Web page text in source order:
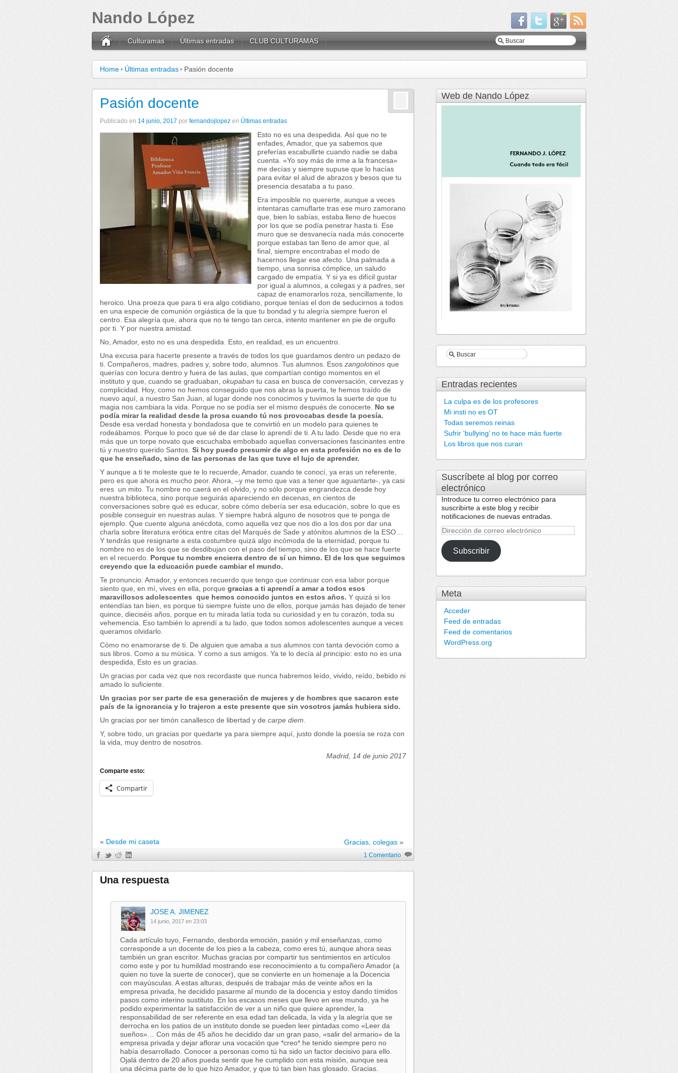
Nando López
Culturamas Últimas entradas CLUB CULTURAMAS
Home Últimas entradas Pasión docente
Pasión docente
Publicado en 14 junio, 2017 por fernandojlopez en Últimas entradas
Esto no es una despedida. Así que no te
enfades, Amador, que ya sabemos que
preferías escabullirte cuando nadie se daba
cuenta. «Yo soy más de irme a la francesa»
me decías y siempre supuse que lo hacías
para evitar el alud de abrazos y besos que tu
presencia desataba a tu paso.
Era imposible no quererte, aunque a veces
intentaras camuflarte tras ese muro zamorano
que, bien lo sabías, estaba lleno de huecos
por los que se podía penetrar hasta ti. Ese
muro que se desvanecía nada más conocerte
porque estabas tan lleno de amor que, al
final, siempre encontrabas el modo de
hacernos llegar ese afecto. Una palmada a
tiempo, una sonrisa cómplice, un saludo
cargado de empatía. Y si ya es difícil gustar
por igual a alumnos, a colegas y a padres, ser
capaz de enamorarlos roza, sencillamente, lo
heroico. Una proeza que para ti era algo cotidiano, porque tenías el don de seducirnos a todos
en una especie de comunión orgiástica de la que tu bondad y tu alegría siempre fueron el
centro. Esa alegría que, ahora que no te tengo tan cerca, intento mantener en pie de orgullo
por ti. Y por nuestra amistad.
No, Amador, esto no es una despedida. Esto, en realidad, es un encuentro.
Una excusa para hacerte presente a través de todos los que guardamos dentro un pedazo de
ti. Compañeros, madres, padres y, sobre todo, alumnos. Tus alumnos. Esos zangolotinos que
querías con locura dentro y fuera de las aulas, que compartían contigo momentos en el
instituto y que, cuando se graduaban, okupaban tu casa en busca de conversación, cervezas y
complicidad. Hoy, como no hemos conseguido que nos abras la puerta, te hemos traído de
nuevo aquí, a nuestro San Juan, al lugar donde nos conocimos y tuvimos la suerte de que tu
magia nos cambiara la vida. Porque no se podía ser el mismo después de conocerte. No se
podía mirar la realidad desde la prosa cuando tú nos provocabas desde la poesía.
Desde esa verdad honesta y bondadosa que te convirtió en un modelo para quienes te
rodeábamos. Porque lo poco que sé de dar clase lo aprendí de ti. A tu lado. Desde que no era
más que un torpe novato que escuchaba embobado aquellas conversaciones fascinantes entre
tú y nuestro querido Santos. Si hoy puedo presumir de algo en esta profesión no es de lo
que he enseñado, sino de las personas de las que tuve el lujo de aprender.
Y aunque a ti te moleste que te lo recuerde, Amador, cuando te conocí, ya eras un referente,
pero es que ahora es mucho peor. Ahora, –y me temo que vas a tener que aguantarte-, ya casi
eres un mito. Tu nombre no caerá en el olvido, y no sólo porque engrandezca desde hoy
nuestra biblioteca, sino porque seguirás apareciendo en decenas, en cientos de
conversaciones sobre qué es educar, sobre cómo debería ser esa educación, sobre lo que es
posible conseguir en nuestras aulas. Y siempre habrá alguno de nosotros que te ponga de
ejemplo. Que cuente alguna anécdota, como aquella vez que nos dio a los dos por dar una
charla sobre literatura erótica entre citas del Marqués de Sade y atónitos alumnos de la ESO…
Y tendrás que resignarte a esta costumbre quizá algo incómoda de la eternidad, porque tu
nombre no es de los que se desdibujan con el paso del tiempo, sino de los que se hace fuerte
en el recuerdo. Porque tu nombre encierra dentro de sí un himno. El de los que seguimos
creyendo que la educación puede cambiar el mundo.
Te pronuncio: Amador, y entonces recuerdo que tengo que continuar con esa labor porque
siento que, en mí, vives en ella, porque gracias a ti aprendí a amar a todos esos
maravillosos adolescentes que hemos conocido juntos en estos años. Y quizá si los
entendías tan bien, es porque tú siempre fuiste uno de ellos, porque jamás has dejado de tener
quince, dieciséis años, porque en tu mirada latía toda su curiosidad y en tu corazón, toda su
vehemencia. Eso también lo aprendí a tu lado, que todos somos adolescentes aunque a veces
queramos olvidarlo.
Cómo no enamorarse de ti. De alguien que amaba a sus alumnos con tanta devoción como a
sus libros. Como a su música. Y como a sus amigos. Ya te lo decía al principio: esto no es una
despedida, Esto es un gracias.
Un gracias por cada vez que nos recordaste que nunca habremos leído, vivido, reído, bebido ni
amado lo suficiente.
Un gracias por ser parte de esa generación de mujeres y de hombres que sacaron este
país de la ignorancia y lo trajeron a este presente que sin vosotros jamás hubiera sido.
Un gracias por ser timón canallesco de libertad y de carpe diem
Y, sobre todo, un gracias por quedarte ya para siempre aquí, justo donde la poesía se roza con
la vida, muy dentro de nosotros.
Madrid, 14 de junio 2017
Comparte esto:
Compartir
« Desde mi caseta Gracias, colegas»
1 Comentario
Una respuesta
JOSE A. JIMENEZ
14 junio, 2017 en 23:03
Cada artículo tuyo, Fernando, desborda emoción, pasión y mil enseñanzas, como
corresponde a un docente de los pies a la cabeza, como eres tú, aunque ahora seas
también un gran escritor. Muchas gracias por compartir tus sentimientos en artículos
como este y por tu humildad mostrando ese reconocimiento a tu compañero Amador (a
quien no tuve la suerte de conocer), que se convierte en un homenaje a la Docencia
con mayúsculas. A estas alturas, después de trabajar más de veinte años en la
empresa privada, he decidido pasarme al mundo de la docencia y estoy dando tímidos
pasos como interino sustituto. En los escasos meses que llevo en ese mundo, ya he
podido experimentar la satisfacción de ver a un niño que quiere aprender, la
responsabilidad de ser referente en esa edad tan delicada, la vida y la alegría que se
derrocha en los patios de un instituto donde se pueden leer pintadas como «Leer da
sueños»… Con más de 45 años he decidido dar un gran paso, «salir del armario» de la
empresa privada y dejar aflorar una vocación que *creo* he tenido siempre pero no
había desarrollado. Conocer a personas como tú ha sido un factor decisivo para ello.
Ojalá dentro de 20 años pueda sentir que he cumplido con esta misión, aunque sea
una décima parte de lo que hizo Amador, y que tú tan bien has glosado. Gracias.
Web de Nando López
Entradas recientes
La culpa es de los profesores
Mi insti no es OT
Todas seremos reinas
Sufrir ‘bullying’ no te hace más fuerte
Los libros que nos curan
Suscríbete al blog por correo
electrónico
Introduce tu correo electrónico para
suscribirte a este blog y recibir
notificaciones de nuevas entradas.
Dirección
de
correo
electrónico
Subscribir
Meta
Acceder
Feed de entradas
Feed de comentarios
WordPress.org